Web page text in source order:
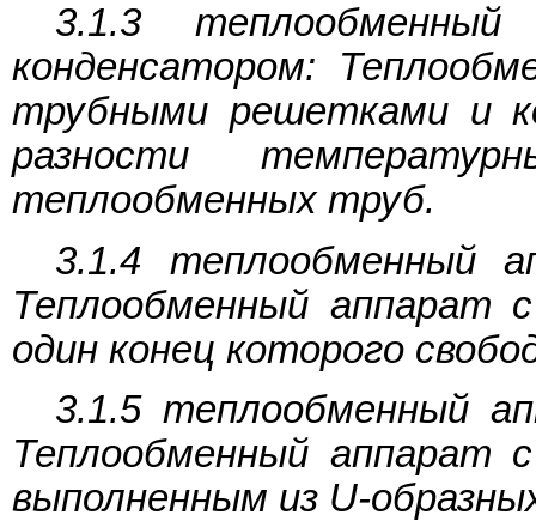
3.1.3
конденсатором:
трубными решетками и
разности
теплообменных труб.
3.1.4 теплообменный
Теплообменный аппарат
один конец которого
3.1.5 теплообменный
Теплообменный аппарат
выполненным из U-